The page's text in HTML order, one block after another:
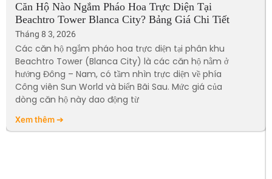
Căn Hộ Nào Ngắm Pháo Hoa Trực Diện Tại
Beachtro Tower Blanca City? Bảng Giá Chi Tiết
Tháng 8 3, 2026
Các căn hộ ngắm pháo hoa trực diện tại phân khu
Beachtro Tower (Blanca City) là các căn hộ nằm ở
hướng Đông – Nam, có tầm nhìn trực diện về phía
Công viên Sun World và biển Bãi Sau. Mức giá của
dòng căn hộ này dao động từ
Xem thêm ➔